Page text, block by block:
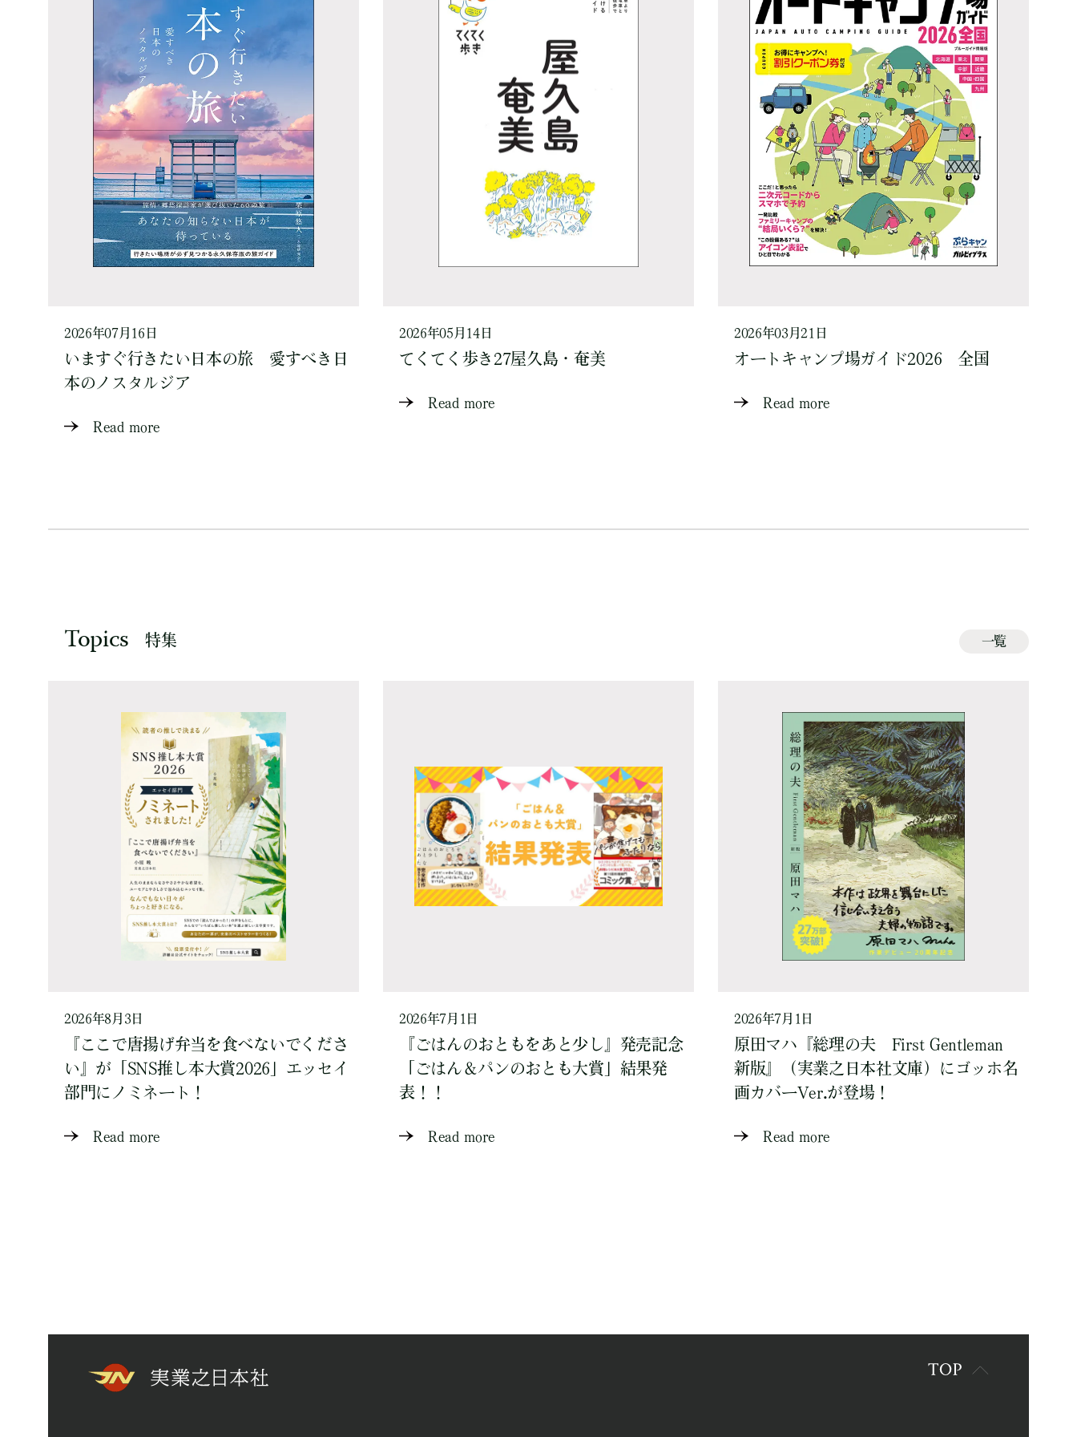
2026年07月16日
いますぐ行きたい日本の旅 愛すべき日
本のノスタルジア
Read more
2026年05月14日
てくてく歩き27屋久島・奄美
Read more
2026年03月21日
オートキャンプ場ガイド2026 全国
Read more
Topics 特集 一覧
2026年8月3日
『ここで唐揚げ弁当を食べないでくださ
い』が「SNS推し本大賞2026」エッセイ
部門にノミネート！
Read more
2026年7月1日
『ごはんのおともをあと少し』発売記念
「ごはん＆パンのおとも大賞」結果発
表！！
Read more
2026年7月1日
原田マハ『総理の夫 First Gentleman
新版』（実業之日本社文庫）にゴッホ名
画カバーVer.が登場！
Read more